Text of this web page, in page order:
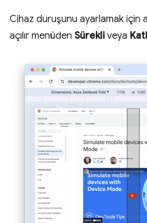
Cihaz duruşunu ayarlamak için
açılır menüden Sürekli veya